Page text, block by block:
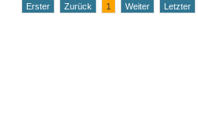
Erster Zurück 1 Weiter Letzter